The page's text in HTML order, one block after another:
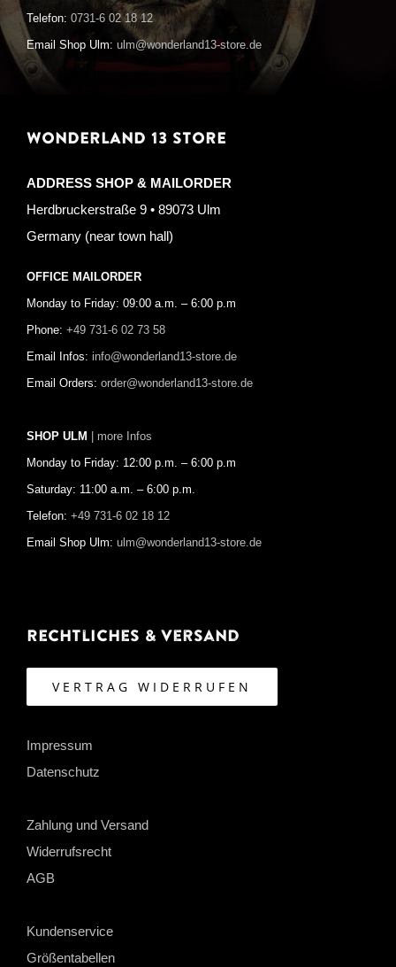
Telefon: 0731-6 02 18 12
Email Shop Ulm: ulm@wonderland13-store.de
WONDERLAND 13 STORE
ADDRESS SHOP & MAILORDER
Herdbruckerstraße 9 • 89073 Ulm
Germany (near town hall)
OFFICE MAILORDER
Monday to Friday: 09:00 a.m. – 6:00 p.m
Phone: +49 731-6 02 73 58
Email Infos: info@wonderland13-store.de
Email Orders: order@wonderland13-store.de
SHOP ULM | more Infos
Monday to Friday: 12:00 p.m. – 6:00 p.m
Saturday: 11:00 a.m. – 6:00 p.m.
Telefon: +49 731-6 02 18 12
Email Shop Ulm: ulm@wonderland13-store.de
Rechtliches & Versand
VERTRAG WIDERRUFEN
Impressum
Datenschutz
Zahlung und Versand
Widerrufsrecht
AGB
Kundenservice
Größentabellen